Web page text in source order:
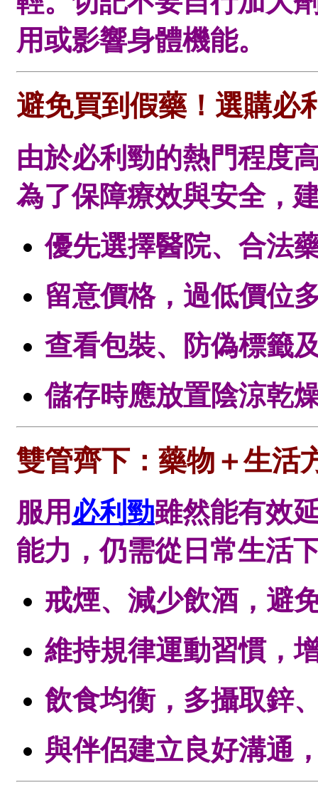
用或影響身體機能。
避免買到假藥！選購必
由於必利勁的熱門程度
為了保障療效與安全，
優先選擇醫院、合法
留意價格，過低價位
查看包裝、防偽標籤
儲存時應放置陰涼乾
雙管齊下：藥物＋生活
服用 必利勁雖然能有效
能力，仍需從日常生活
戒煙、減少飲酒，避
維持規律運動習慣，
飲食均衡，多攝取鋅
與伴侶建立良好溝通